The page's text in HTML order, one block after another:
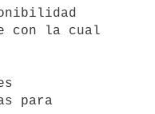
con la cual
para